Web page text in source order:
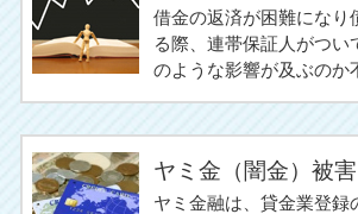
借金の返済が困難になり
る際、連帯保証人がつい
のような影響が及ぶの
ヤミ金（闇金）被
ヤミ金融は、貸金業登録